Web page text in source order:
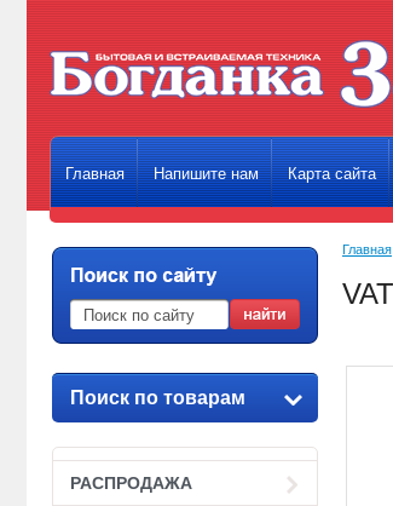
Главная Напишите нам Карта сайта
Поиск по товарам
РАСПРОДАЖА
Главная